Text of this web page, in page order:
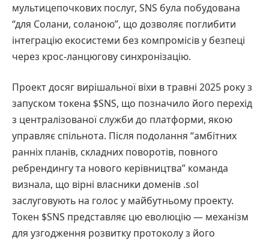
мультицепочкових послуг, SNS була побудована
“для Солани, соланою”, що дозволяє поглибити
інтеграцію екосистеми без компромісів у безпеці
через крос-ланцюгову синхронізацію.
Проект досяг вирішальної віхи в травні 2025 року з
запуском токена $SNS, що позначило його перехід
з централізованої служби до платформи, якою
управляє спільнота. Після подолання “амбітних
ранніх планів, складних поворотів, повного
ребрендингу та нового керівництва” команда
визнала, що вірні власники доменів .sol
заслуговують на голос у майбутньому проекту.
Токен $SNS представляє цю еволюцію — механізм
для узгодження розвитку протоколу з його